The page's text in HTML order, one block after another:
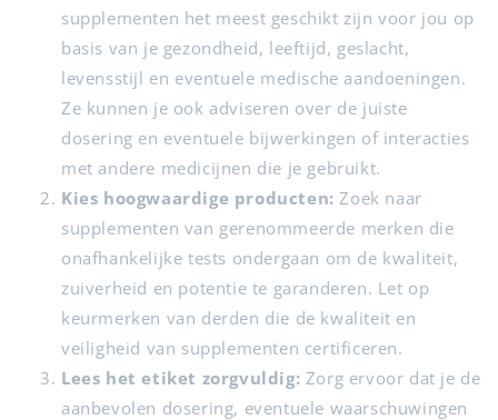
supplementen het meest geschikt zijn voor jou op
basis van je gezondheid, leeftijd, geslacht,
levensstijl en eventuele medische aandoeningen.
Ze kunnen je ook adviseren over de juiste
dosering en eventuele bijwerkingen of interacties
met andere medicijnen die je gebruikt.
Kies hoogwaardige producten: Zoek naar
supplementen van gerenommeerde merken die
onafhankelijke tests ondergaan om de kwaliteit,
zuiverheid en potentie te garanderen. Let op
keurmerken van derden die de kwaliteit en
veiligheid van supplementen certificeren.
Lees het etiket zorgvuldig: Zorg ervoor dat je de
aanbevolen dosering, eventuele waarschuwingen